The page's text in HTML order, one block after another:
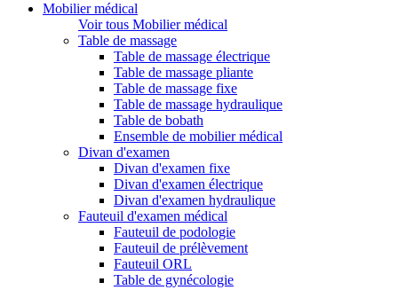
Mobilier médical
Voir tous Mobilier médical
Table de massage
Table de massage électrique
Table de massage pliante
Table de massage fixe
Table de massage hydraulique
Table de bobath
Ensemble de mobilier médical
Divan d'examen
Divan d'examen fixe
Divan d'examen électrique
Divan d'examen hydraulique
Fauteuil d'examen médical
Fauteuil de podologie
Fauteuil de prélèvement
Fauteuil ORL
Table de gynécologie